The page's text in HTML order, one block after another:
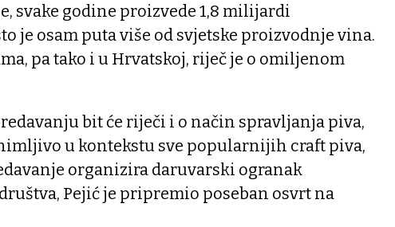
svake godine proizvede 1,8 milijardi
je osam puta više od svjetske proizvodnje vina.
pa tako i u Hrvatskoj, riječ je o omiljenom
bit će riječi i o način spravljanja piva,
u kontekstu sve popularnijih craft piva,
organizira daruvarski ogranak
Pejić je pripremio poseban osvrt na